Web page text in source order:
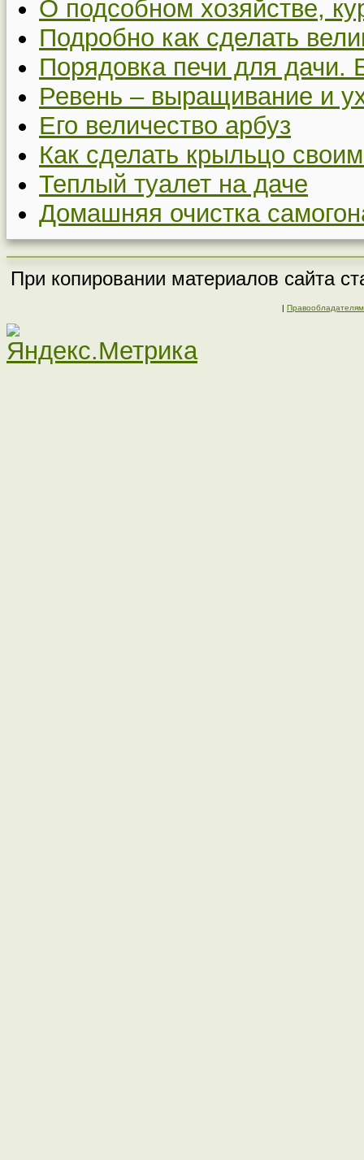
О подсобном хозяйстве,
Подробно как сделать
Порядовка печи для дачи.
Ревень – выращивание и
Его величество арбуз
Как сделать крыльцо
Теплый туалет на даче
Домашняя очистка
При копировании материалов сайта
| Правообладателям